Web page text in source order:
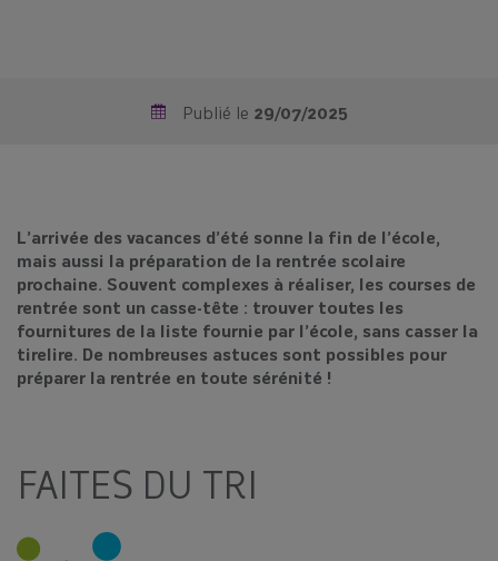
Publié le 29/07/2025
L’arrivée des vacances d’été sonne la fin de l’école,
mais aussi la préparation de la rentrée scolaire
prochaine. Souvent complexes à réaliser, les courses de
rentrée sont un casse-tête : trouver toutes les
fournitures de la liste fournie par l’école, sans casser la
tirelire. De nombreuses astuces sont possibles pour
préparer la rentrée en toute sérénité !
FAITES DU TRI